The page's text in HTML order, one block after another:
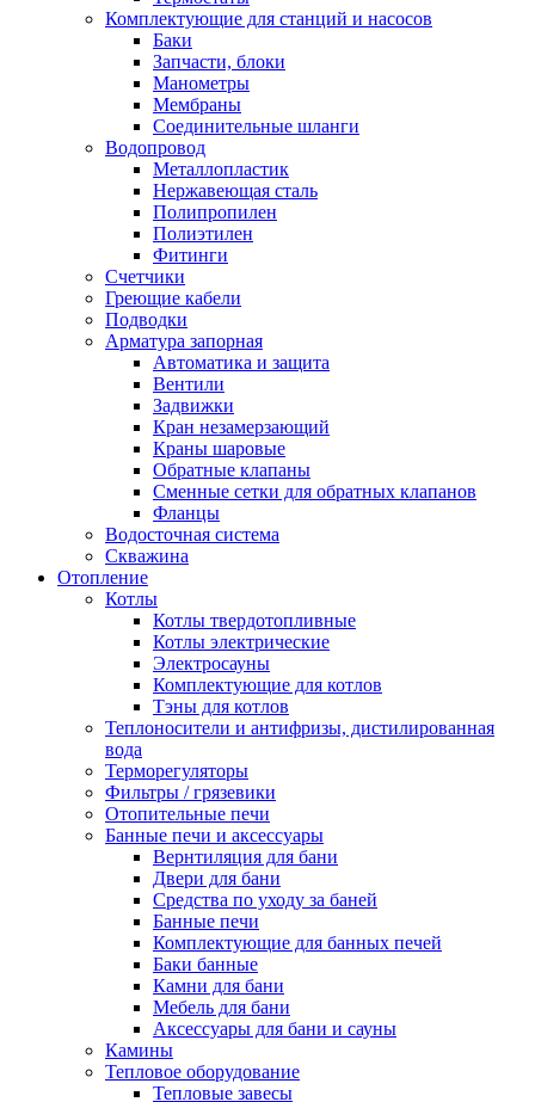
Комплектующие для станций и насосов
Баки
Запчасти, блоки
Манометры
Мембраны
Соединительные шланги
Водопровод
Металлопластик
Нержавеющая сталь
Полипропилен
Полиэтилен
Фитинги
Счетчики
Греющие кабели
Подводки
Арматура запорная
Автоматика и защита
Вентили
Задвижки
Кран незамерзающий
Краны шаровые
Обратные клапаны
Сменные сетки для обратных клапанов
Фланцы
Водосточная система
Скважина
Отопление
Котлы
Котлы твердотопливные
Котлы электрические
Электросауны
Комплектующие для котлов
Тэны для котлов
Теплоносители и антифризы, дистилированная
вода
Терморегуляторы
Фильтры / грязевики
Отопительные печи
Банные печи и аксессуары
Вернтиляция для бани
Двери для бани
Средства по уходу за баней
Банные печи
Комплектующие для банных печей
Баки банные
Камни для бани
Мебель для бани
Аксессуары для бани и сауны
Камины
Тепловое оборудование
Тепловые завесы